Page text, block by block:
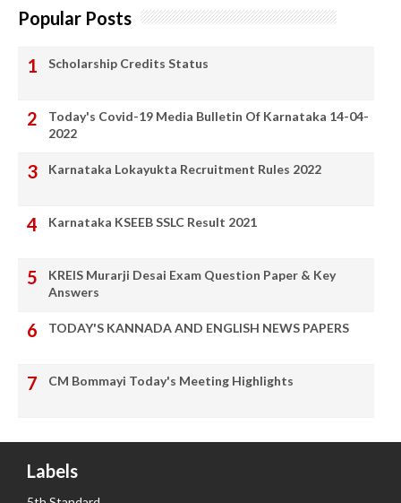
Popular Posts
Scholarship Credits Status
Today's Covid-19 Media Bulletin Of Karnataka 14-04-
2022
Karnataka Lokayukta Recruitment Rules 2022
Karnataka KSEEB SSLC Result 2021
KREIS Murarji Desai Exam Question Paper & Key
Answers
TODAY'S KANNADA AND ENGLISH NEWS PAPERS
CM Bommayi Today's Meeting Highlights
Labels